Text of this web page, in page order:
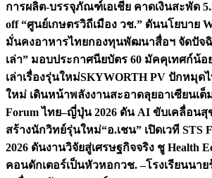
การผลิต-บรรจุภัณฑ์เอเชีย คาดเงินสะพัด
off “ศูนย์เกษตรวิถีเมือง วช.” ดันนโยบาย
มั่นคงอาหารไทยกองทุนพัฒนาสื่อฯ จัดปัจฉิ
เล่า” มอบประกาศนียบัตร 60 มัคคุเทศก์น้
เล่าเรื่องรุ่นใหม่SKYWORTH PV ปักหมุด
ใหม่ เดินหน้าพลังงานสะอาดลุยอาเซียนเต็
Forum ไทย–ญี่ปุ่น 2026 ดัน AI ขับเคลื่อน
สร้างนักวิทย์รุ่นใหม่“อ.เชน” เปิดเวที
2026 ดันงานวิจัยสู่เศรษฐกิจจริง ชู Health
คอนดักเตอร์เป็นหัวหอกวช. –โรงเรียนนา